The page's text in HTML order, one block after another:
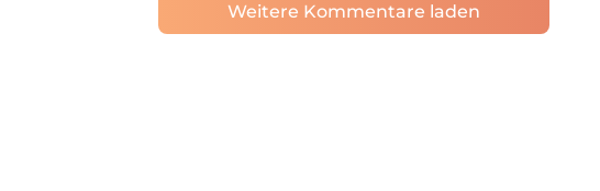
Weitere Kommentare laden